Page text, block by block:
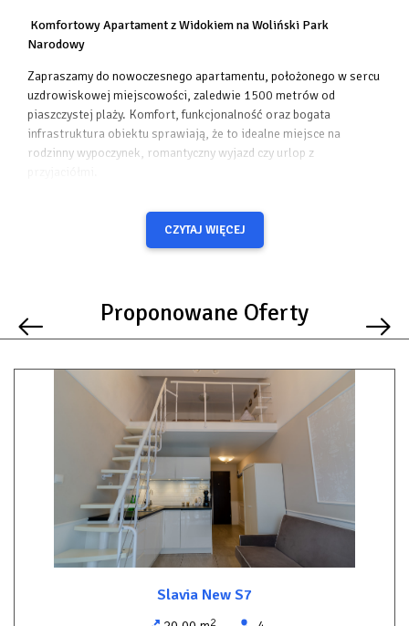
Komfortowy Apartament z Widokiem na Woliński Park
Narodowy
Zapraszamy do nowoczesnego apartamentu, położonego w sercu
uzdrowiskowej miejscowości, zaledwie 1500 metrów od
piaszczystej plaży. Komfort, funkcjonalność oraz bogata
infrastruktura obiektu sprawiają, że to idealne miejsce na
rodzinny wypoczynek, romantyczny wyjazd czy urlop z
Przestronny balkon z panoramicznym widokiem na
Woliński Park Narodowy– idealny na poranną kawę lub
Osobna sypialnia
zapewniająca prywatność i komfort
wypoczynku.
indukcyjna, lodówka, zmywarka, ekspres do kawy,
przybory kuchenne.
– wygodne rozwiązanie na dłuższe pobyty.
Klimatyzacja,Wi-Fi– dla wygody i rozrywki gości.
Miejsce parkingowe w garażu podziemnym
– bezpieczne i
wygodne parkowanie.
Udogodnienia w obiekcie:
Zewnętrzny, całorocznie podgrzewany basenz dwoma
CZYTAJ WIĘCEJ
Proponowane Oferty
Slavia New S7
2